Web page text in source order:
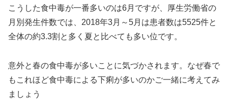
こうした食中毒が一番多いのは6月ですが、厚生労働省の
月別発生件数では、2018年3月～5月は患者数は5525件と
全体の約3.3割と多く夏と比べても多い位です。
意外と春の食中毒が多いことに気づかされます。なぜ春で
もこれほど食中毒による下痢が多いのかご一緒に考えてみ
ましょう